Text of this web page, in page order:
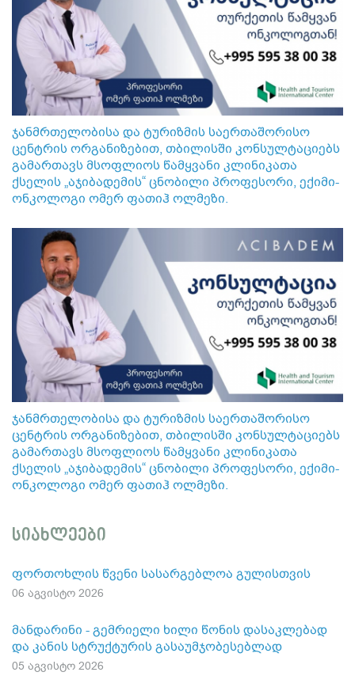
ჯანმრთელობისა და ტურიზმის საერთაშორისო
ცენტრის ორგანიზებით, თბილისში კონსულტაციებს
გამართავს მსოფლიოს წამყვანი კლინიკათა
ქსელის „აჯიბადემის“ ცნობილი პროფესორი, ექიმი-
ონკოლოგი ომერ ფათიჰ ოლმეზი.
ჯანმრთელობისა და ტურიზმის საერთაშორისო
ცენტრის ორგანიზებით, თბილისში კონსულტაციებს
გამართავს მსოფლიოს წამყვანი კლინიკათა
ქსელის „აჯიბადემის“ ცნობილი პროფესორი, ექიმი-
ონკოლოგი ომერ ფათიჰ ოლმეზი.
სიახლეები
ფორთოხლის წვენი სასარგებლოა გულისთვის
06 აგვისტო 2026
მანდარინი - გემრიელი ხილი წონის დასაკლებად
და კანის სტრუქტურის გასაუმჯობესებლად
05 აგვისტო 2026